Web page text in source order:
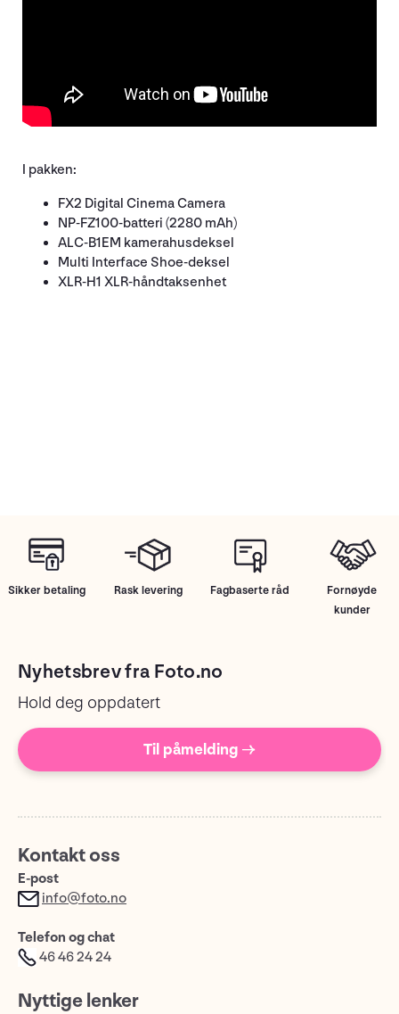
I pakken:
FX2 Digital Cinema Camera
NP-FZ100-batteri (2280 mAh)
ALC-B1EM kamerahusdeksel
Multi Interface Shoe-deksel
XLR-H1 XLR-håndtaksenhet
Sikker betaling Rask levering Fagbaserte råd
Fornøyde
kunder
Nyhetsbrev fra Foto.no
Hold deg oppdatert
Til påmelding →
Kontakt oss
E-post
info@foto.no
Telefon og chat
46 46 24 24
Nyttige lenker